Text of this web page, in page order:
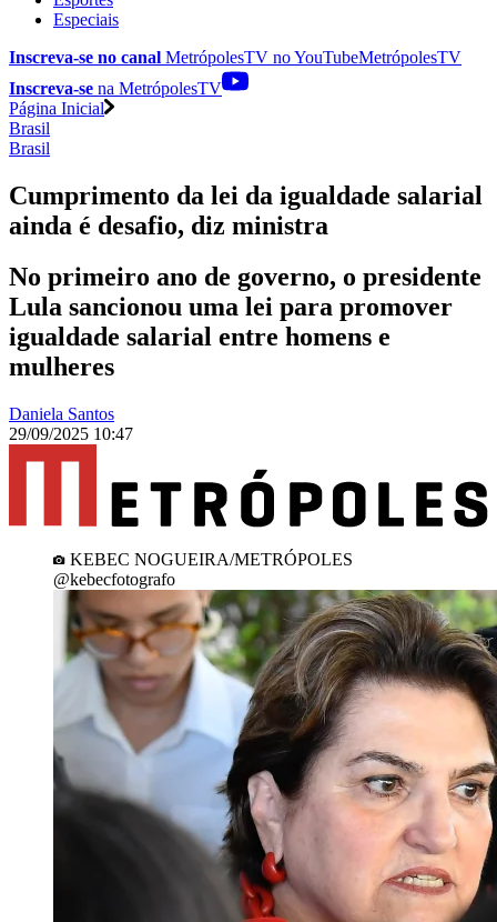
Especiais
Inscreva-se no canal MetrópolesTV noYouTubeMetrópolesTV
Inscreva-se na MetrópolesTV
Página Inicial
Brasil
Brasil
Cumprimento da lei da igualdade salarial
ainda é desafio, diz ministra
No primeiro ano de governo, o presidente
Lula sancionou uma lei para promover
igualdade salarial entre homens e
mulheres
Daniela Santos
29/09/2025 10:47
KEBEC NOGUEIRA/METRÓPOLES
@kebecfotografo